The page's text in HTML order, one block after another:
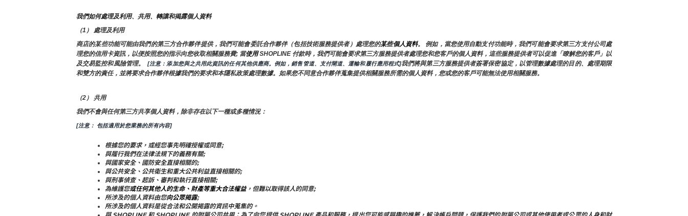
我們如何處理及利用、共用、轉讓和揭露個人資料
（1） 處理及利用
商店的某些功能可能由我們的第三方合作夥伴提供，我們可能會委託合作夥伴（包括技術服務提供者）處理您的某些個人資料。 例如，當您使用自動支付功能時，我們可能會要求第三方支付公司處
理您的信用卡資訊，以便按照您的指示向您收取相關服務費; 當使用 SHOPLINE 付款時，我們可能會要求第三方服務提供者處理您和您客戶的個人資料，這些服務提供者可以促進「瞭解您的客戶」以
及交易監控和風險管理。
[注意：添加您與之共用此資訊的任何其他供應商。例如，銷售管道、支付閘道、運輸和履行應用程式]我們將與第三方服務提供者簽署保密協定，以管理數據處理的目的、處理期限
和雙方的責任，並將要求合作夥伴根據我們的要求和本隱私政策處理數據。如果您不同意合作夥伴蒐集提供相關服務所需的個人資料，您或您的客戶可能無法使用相關服務。
（2） 共用
我們不會與任何第三方共享個人資料，除非存在以下一種或多種情況：
[注意： 包括適用於您業務的所有內容]
根據您的要求，或經您事先明確授權或同意;
與履行我們在法律法規下的義務有關;
與國家安全、國防安全直接相關的;
與公共安全、公共衛生和重大公共利益直接相關的;
與刑事偵查、起訴、審判和執行直接相關;
為維護您或任何其他人的生命、財產等重大合法權益，但難以取得該人的同意;
所涉及的個人資料由您向公眾揭露;
所涉及的個人資料是從合法和公開揭露的資訊中蒐集的。